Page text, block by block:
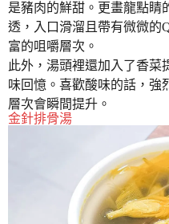
是豬肉的鮮甜。更畫龍點睛
透，入口滑溜且帶有微微的
富的咀嚼層次。
此外，湯頭裡還加入了香菜
味回憶。喜歡酸味的話，強
層次會瞬間提升。
金針排骨湯